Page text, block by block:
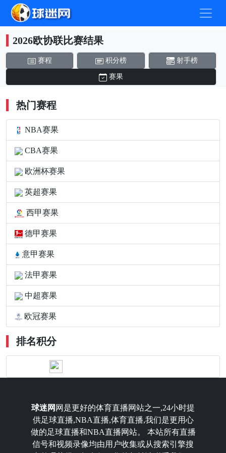
2026欧协联比赛结果
赛程 积分榜 射手榜
赛果
热门赛程
NBA赛果
CBA赛果
欧洲杯赛果
英超赛果
西甲赛果
德甲赛果
意甲赛果
法甲赛果
中超赛果
欧冠赛果
排名积分
球迷网 网是更好的体育直播网站之一,24小时提
供足球直播,NBA直播,体育直播,我们是更用心
做的足球直播和NBA直播网站。 本站所有直播
信号和视频录像均由用户收集或从搜索引擎搜